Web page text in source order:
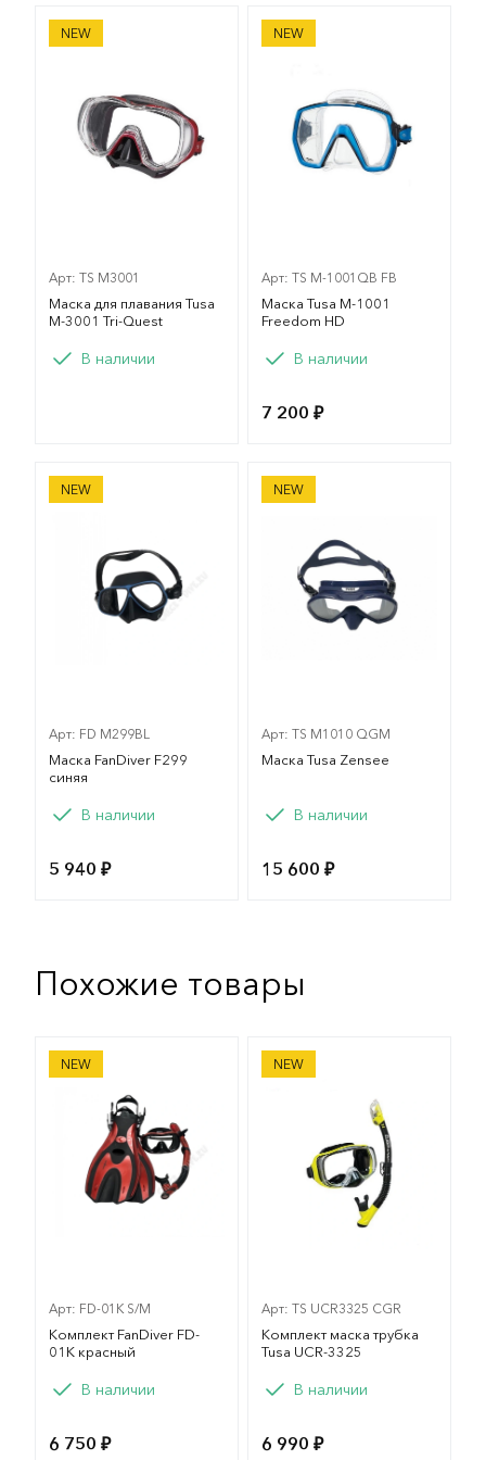
NEW
Маска для плавания Tusa М-3001 Tri-Quest
Арт: TS M3001
Маска для плавания Tusa
М-3001 Tri-Quest
В наличии
NEW
Маска Tusa M-1001
Арт: TS M-1001QB FB
Маска Tusa M-1001
Freedom HD
В наличии
7 200 ₽
NEW
Маска FanDiver F299 синяя
Арт: FD M299BL
Маска FanDiver F299
синяя
В наличии
5 940 ₽
NEW
Маска Tusa Zensee
Арт: TS M1010 QGM
Маска Tusa Zensee
В наличии
15 600 ₽
Похожие товары
NEW
Комплект FanDiver FD-01K красный
Арт: FD-01K S/M
Комплект FanDiver FD-
01K красный
ВариантВ наличии
6 750 ₽
NEW
Комплект маска трубка
Арт: TS UCR3325 CGR
Комплект маска трубка
Tusa UCR-3325
В наличии
6 990 ₽